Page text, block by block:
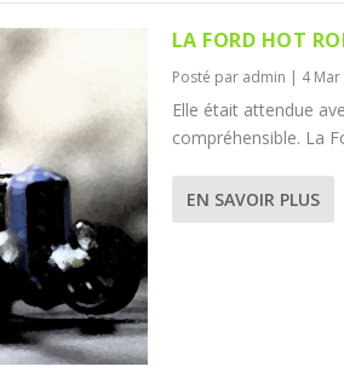
LA FORD HOT
Posté par admin | 4
Elle était attendue
compréhensible. La
EN SAVOIR PLUS